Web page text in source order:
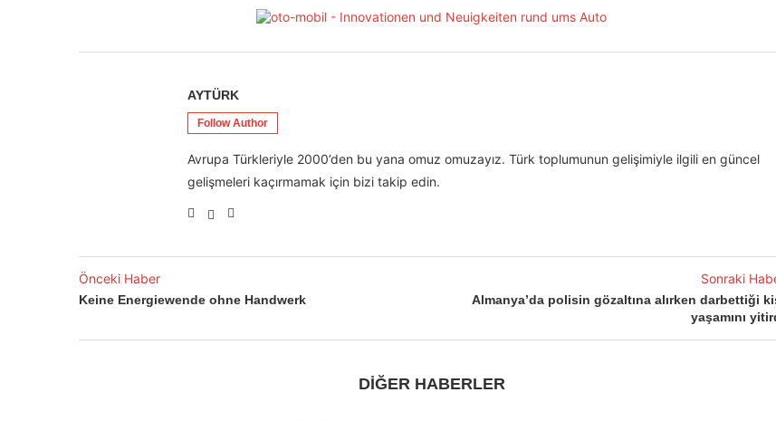
AYTÜRK
Follow Author
Avrupa Türkleriyle 2000’den bu yana omuz omuzayız. Türk toplumunun gelişimiyle ilgili en güncel
gelişmeleri kaçırmamak için bizi takip edin.
Önceki Haber
Keine Energiewende ohne Handwerk
Sonraki
Almanya’da polisin gözaltına alırken darbettiği
yaşamını
DİĞER HABERLER